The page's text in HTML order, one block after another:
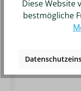
4.474,40 €*
Details
Produktgalerie
Kunden kauften
Diese Website
bestmögliche